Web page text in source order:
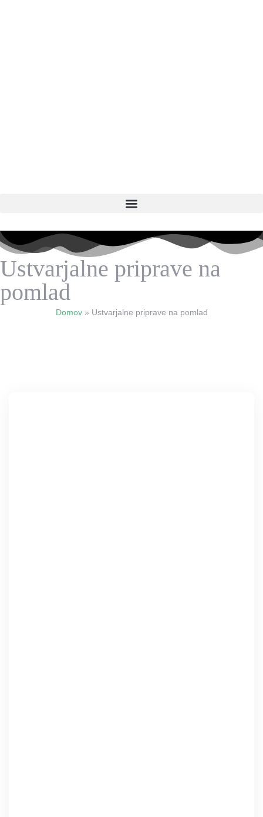
Ustvarjalne priprave na
pomlad
Domov» Ustvarjalne priprave na pomlad